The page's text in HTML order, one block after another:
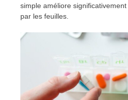
simple améliore
par les feuilles.